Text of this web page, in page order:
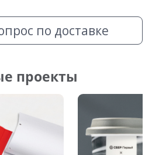
по доставке
проекты